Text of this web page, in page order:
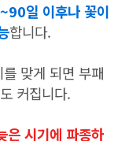
일 이후나 꽃이
합니다.
맞게 되면 부패
커집니다.
은 시기에 파종하